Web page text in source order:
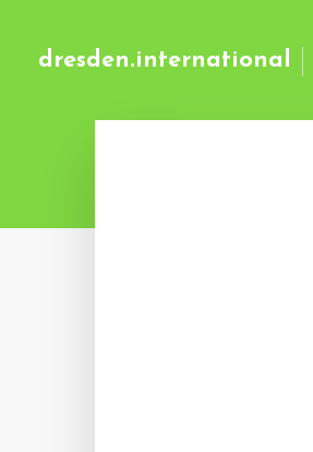
dresden.international